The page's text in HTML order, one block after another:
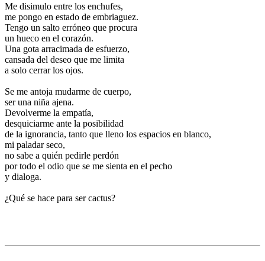
Me disimulo entre los enchufes,
me pongo en estado de embriaguez.
Tengo un salto erróneo que procura
un hueco en el corazón.
Una gota arracimada de esfuerzo,
cansada del deseo que me limita
a solo cerrar los ojos.
Se me antoja mudarme de cuerpo,
ser una niña ajena.
Devolverme la empatía,
desquiciarme ante la posibilidad
de la ignorancia, tanto que lleno los espacios en blanco,
mi paladar seco,
no sabe a quién pedirle perdón
por todo el odio que se me sienta en el pecho
y dialoga.
¿Qué se hace para ser cactus?